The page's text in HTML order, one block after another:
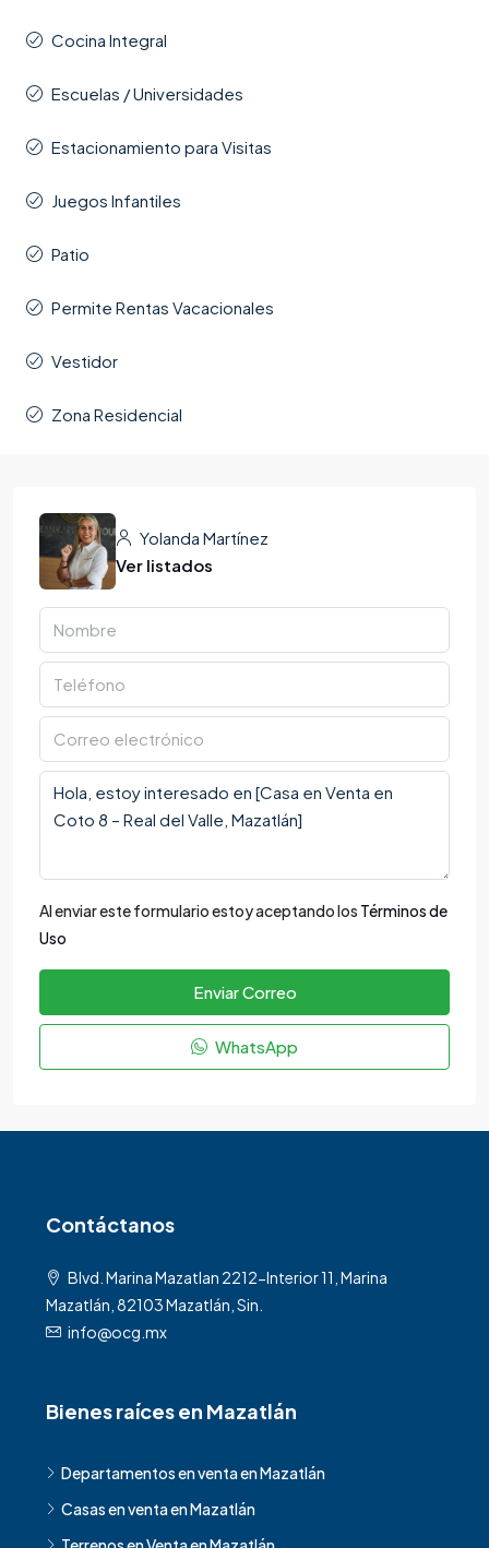
Cocina Integral
Escuelas / Universidades
Estacionamiento para Visitas
Juegos Infantiles
Patio
Permite Rentas Vacacionales
Vestidor
Zona Residencial
Yolanda Martínez
Ver listados
Al enviar este formulario estoy aceptando los Términos de
Uso
Enviar Correo
WhatsApp
Contáctanos
Blvd. Marina Mazatlan 2212-Interior 11, Marina
Mazatlán, 82103 Mazatlán, Sin.
info@ocg.mx
Bienes raíces en Mazatlán
Departamentos en venta en Mazatlán
Casas en venta en Mazatlán